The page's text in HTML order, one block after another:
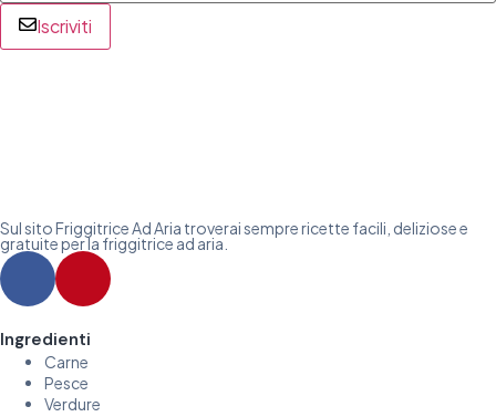
Iscriviti
Sul sito Friggitrice Ad Aria troverai sempre ricette facili, deliziose e
gratuite per la friggitrice ad aria.
Ingredienti
Carne
Pesce
Verdure